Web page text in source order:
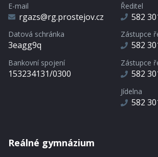
E-mail
rgazs@rg.prostejov.cz
Datová schránka
3eagg9q
Bankovní spojení
153234131/0300
Ředitel
582
Zástupce
582
Zástupce
582
Jídelna
582
Reálné gymnázium